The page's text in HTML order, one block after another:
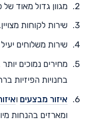
מגוון גדול מאוד
שירות לקוחות מצויין.
שירות משלוחים יעיל
מחירים נמוכים
בחנויות הפיזיות
איזור מבצעים ו
ומארזים בהנחות